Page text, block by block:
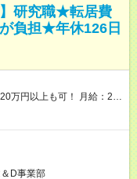
】研究職★転居費
負担★年休126日
万円以上も可！ 月給：21
×12ヶ月 ※1 賞与：4ヶ月
合計】年424.4万円
・社内試験の結果、配属
D事業部